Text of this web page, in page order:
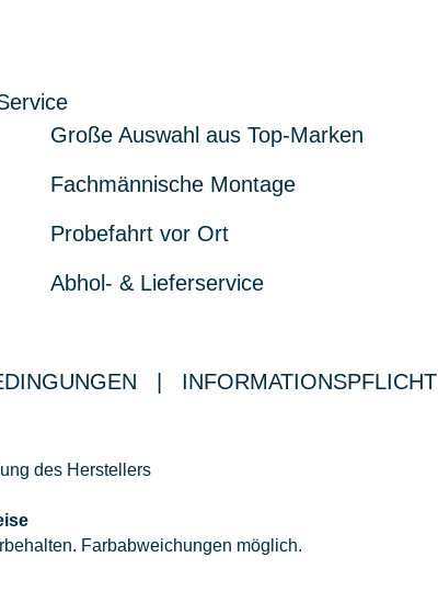
Große Auswahl aus Top-Marken
Fachmännische Montage
Probefahrt vor Ort
Abhol- & Lieferservice
INFORMATIONSPFLICHT
des Herstellers
Farbabweichungen möglich.